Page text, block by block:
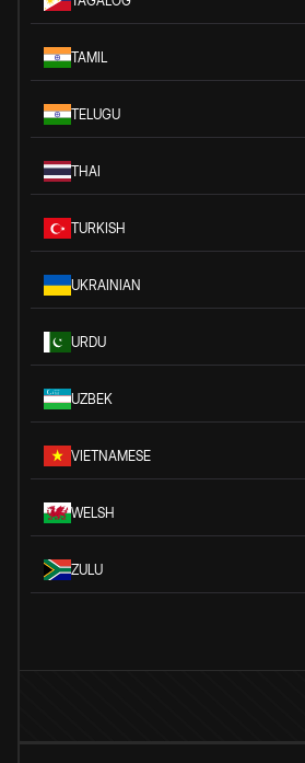
TAMIL
TELUGU
THAI
TURKISH
UKRAINIAN
URDU
UZBEK
VIETNAMESE
WELSH
ZULU